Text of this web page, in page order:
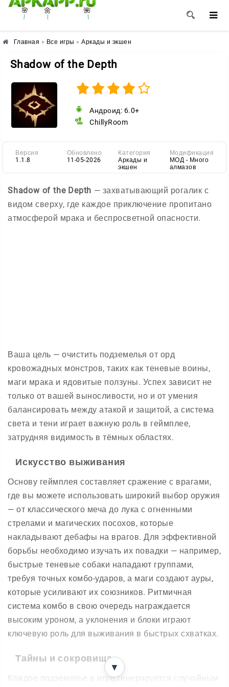
🌸 🌼 🌺
Главная » Все игры » Аркады и экшен
Shadow of the Depth
Андроид: 6.0+
ChillyRoom
Версия
1.1.8
Обновлено
11-05-2026
Категория
Аркады и
экшен
Модификация
МОД - Много
алмазов
Shadow of the Depth — захватывающий рогалик с
видом сверху, где каждое приключение пропитано
атмосферой мрака и беспросветной опасности.
Ваша цель — очистить подземелья от орд
кровожадных монстров, таких как теневые воины,
маги мрака и ядовитые ползуны. Успех зависит не
только от вашей выносливости, но и от умения
балансировать между атакой и защитой, а система
света и тени играет важную роль в геймплее,
затрудняя видимость в тёмных областях.
Искусство выживания
Основу геймплея составляет сражение с врагами,
где вы можете использовать широкий выбор оружия
— от классического меча до лука с огненными
стрелами и магических посохов, которые
накладывают дебафы на врагов. Для эффективной
борьбы необходимо изучать их повадки — например,
быстрые теневые собаки нападают группами,
требуя точных комбо-ударов, а маги создают ауры,
которые усиливают их союзников. Ритмичная
система комбо в свою очередь награждается
высоким уроном, а уклонения и блоки играют
ключевую роль для выживания в быстрых схватках.
Тайны и сокровища
Каждое подземелье в игре генерируется случайным
▼